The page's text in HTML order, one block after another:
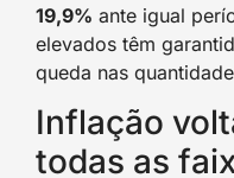
19,9% ante igual
elevados têm
queda nas
Inflação
todas as